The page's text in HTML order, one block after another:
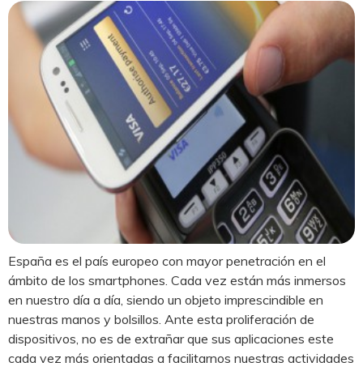
España es el país europeo con mayor penetración en el
ámbito de los smartphones. Cada vez están más inmersos
en nuestro día a día, siendo un objeto imprescindible en
nuestras manos y bolsillos. Ante esta proliferación de
dispositivos, no es de extrañar que sus aplicaciones este
cada vez más orientadas a facilitarnos nuestras actividades